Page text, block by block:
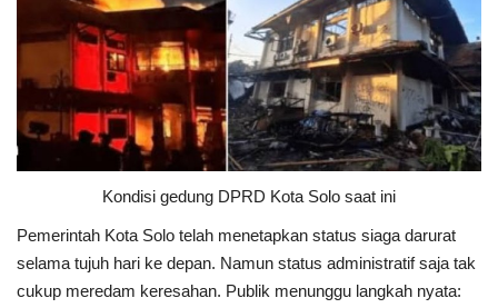
Kondisi gedung DPRD Kota Solo saat ini
Pemerintah Kota Solo telah menetapkan status siaga darurat
selama tujuh hari ke depan. Namun status administratif saja tak
cukup meredam keresahan. Publik menunggu langkah nyata: